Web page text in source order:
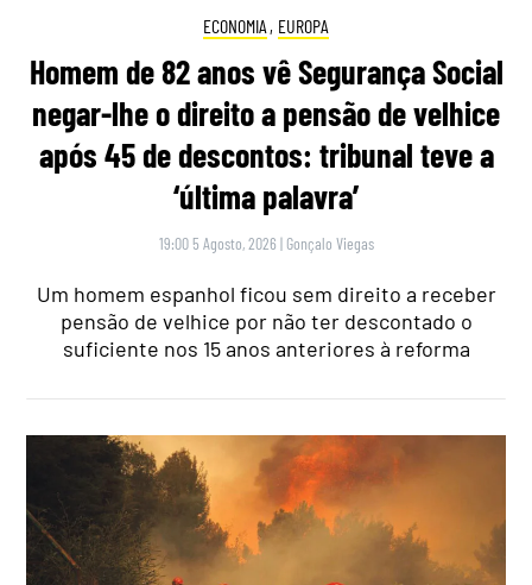
ECONOMIA , EUROPA
Homem de 82 anos vê Segurança Social
negar-lhe o direito a pensão de velhice
após 45 de descontos: tribunal teve a
‘última palavra’
19:00 5 Agosto, 2026 | Gonçalo Viegas
Um homem espanhol ficou sem direito a receber
pensão de velhice por não ter descontado o
suficiente nos 15 anos anteriores à reforma